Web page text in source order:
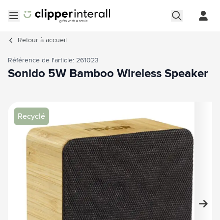
Retour à accueil
Recyclé
Image principale
Cliquez pour voir l'image en plein écran
Référence de l'article: 261023
Sonido 5W Bamboo Wireless Speaker